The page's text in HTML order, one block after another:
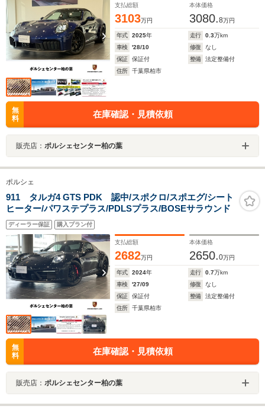
支払総額
3103万円
本体価格
3080.8万円
年式 2025年 走行 0.3万km
車検
'28/10 修復
なし
保証
保証付 整備
法定整備付
住所
千葉県柏市
無
料
在庫確認・見積依頼
販売店： ポルシェセンター柏の葉
ポルシェ
911 タルガ4 GTS PDK 認中/スポクロ/スポエグ/シート
ヒーター/パワステプラス/PDLSプラス/BOSEサラウンド
ディーラー保証 購入プラン付
支払総額
2682万円
本体価格
2650.0万円
年式 2024年 走行 0.7万km
車検
'27/09 修復
なし
保証
保証付 整備
法定整備付
住所
千葉県柏市
無
料
在庫確認・見積依頼
販売店： ポルシェセンター柏の葉